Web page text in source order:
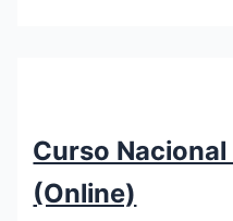
Curso
(Online)